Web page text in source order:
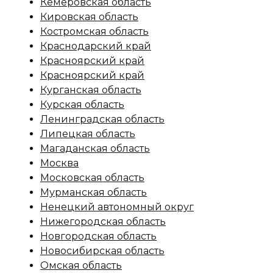
Кировская область
Костромская область
Краснодарский край
Красноярский край
Красноярский край
Курганская область
Курская область
Ленинградская область
Липецкая область
Магаданская область
Москва
Московская область
Мурманская область
Ненецкий автономный округ
Нижегородская область
Новгородская область
Новосибирская область
Омская область